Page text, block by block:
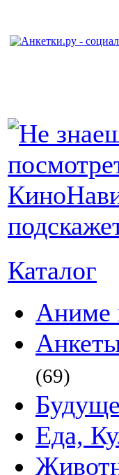
Каталог
Аниме
(69)
Еда,